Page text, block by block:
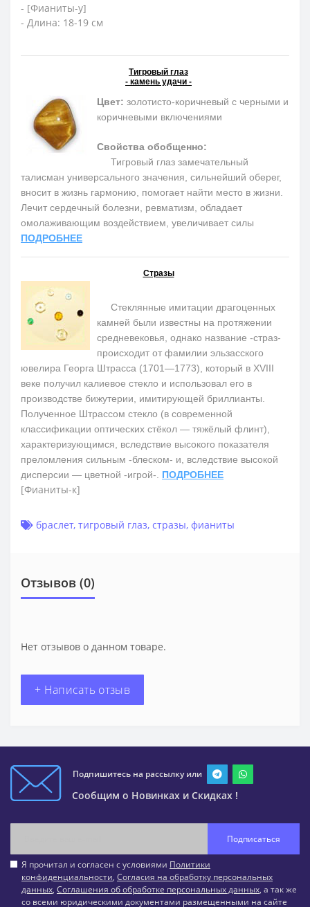
- [Фианиты-у]
- Длина: 18-19 см
Тигровый глаз
- камень удачи -
Цвет: золотисто-коричневый с черными и
коричневыми включениями
Свойства обобщенно:
Тигровый глаз замечательный
талисман универсального значения, сильнейший оберег,
вносит в жизнь гармонию, помогает найти место в жизни.
Лечит сердечный болезни, ревматизм, обладает
омолаживающим воздействием, увеличивает силы
ПОДРОБНЕЕ
Стразы
Стеклянные имитации драгоценных
камней были известны на протяжении
средневековья, однако название -страз-
происходит от фамилии эльзасского
ювелира Георга Штрасса (1701—1773), который в XVIII
веке получил калиевое стекло и использовал его в
производстве бижутерии, имитирующей бриллианты.
Полученное Штрассом стекло (в современной
классификации оптических стёкол — тяжёлый флинт),
характеризующимся, вследствие высокого показателя
преломления сильным -блеском- и, вследствие высокой
дисперсии — цветной -игрой-. ПОДРОБНЕЕ
[Фианиты-к]
браслет, тигровый глаз, стразы, фианиты
Отзывов (0)
Нет отзывов о данном товаре.
+ Написать отзыв
Подпишитесь на рассылку или
Сообщим о Новинках и Скидках !
Подписаться
Я прочитал и согласен с условиями Политики
конфиденциальности, Согласия на обработку персональных
данных, Соглашения об обработке персональных данных, а так же
со всеми юридическими документами размещенными на сайте